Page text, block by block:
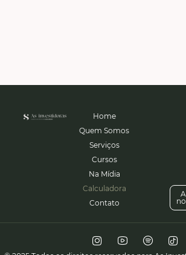
Home
Quem Somos
Serviços
Cursos
Na Mídia
Calculadora
Contato